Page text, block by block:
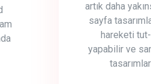
artık daha
sayfa
hareketi
yapabilir ve